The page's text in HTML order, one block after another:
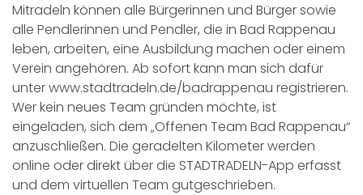
Mitradeln können alle Bürgerinnen und Bürger sowie
alle Pendlerinnen und Pendler, die in Bad Rappenau
leben, arbeiten, eine Ausbildung machen oder einem
Verein angehören. Ab sofort kann man sich dafür
unter www.stadtradeln.de/badrappenau registrieren.
Wer kein neues Team gründen möchte, ist
eingeladen, sich dem „Offenen Team Bad Rappenau“
anzuschließen. Die geradelten Kilometer werden
online oder direkt über die STADTRADELN-App erfasst
und dem virtuellen Team gutgeschrieben.